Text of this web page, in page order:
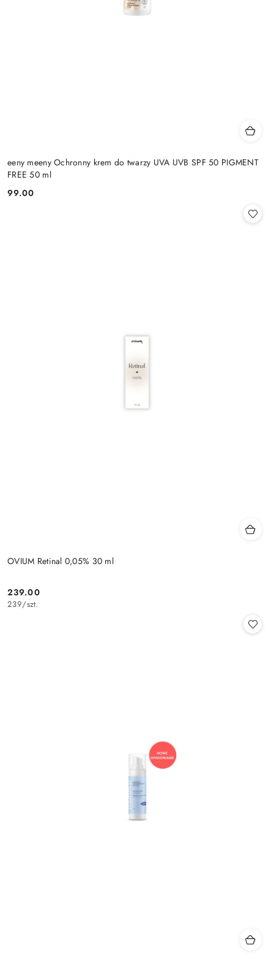
eeny meeny Ochronny krem do twarzy UVA UVB SPF 50 PIGMENT
FREE 50 ml
Cena:
99.00
OVIUM Retinal 0,05% 30 ml
Cena:
239.00
239/szt.